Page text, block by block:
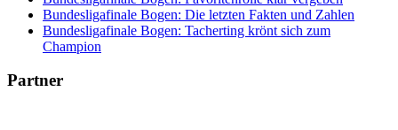
Bundesligafinale Bogen: Die letzten Fakten und Zahlen
Bundesligafinale Bogen: Tacherting krönt sich zum
Champion
Partner